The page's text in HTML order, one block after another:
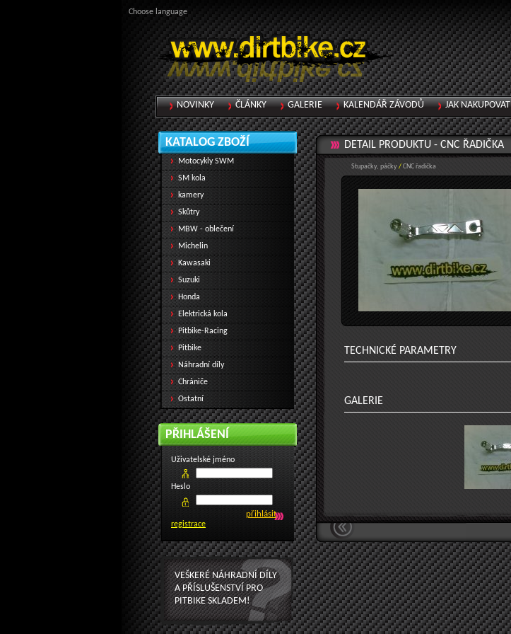
DETAIL PRODUKTU - CNC ŘADIČKA
Stupačky, páčky/CNC řadička
TECHNICKÉ PARAMETRY
GALERIE
KATALOG ZBOŽÍ
Motocykly SWM
SM kola
kamery
Skůtry
MBW - oblečení
Michelin
Kawasaki
Suzuki
Honda
Elektrická kola
Pitbike-Racing
Pitbike
Náhradní díly
Chrániče
Ostatní
PŘIHLÁŠENÍ
Uživatelské jméno
Heslo
registrace
VEŠKERÉ NÁHRADNÍ DÍLY
A PŘÍSLUŠENSTVÍ PRO
PITBIKE SKLADEM!
NOVINKY ČLÁNKY GALERIE KALENDÁŘ ZÁVODŮ JAK NAKUPOVAT
Choose language